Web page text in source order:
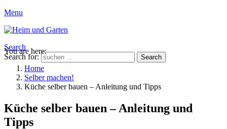
Menu
Search
Search for:
Search
You are here:
Home
Selber machen!
Küche selber bauen – Anleitung und Tipps
Küche selber bauen – Anleitung und
Tipps